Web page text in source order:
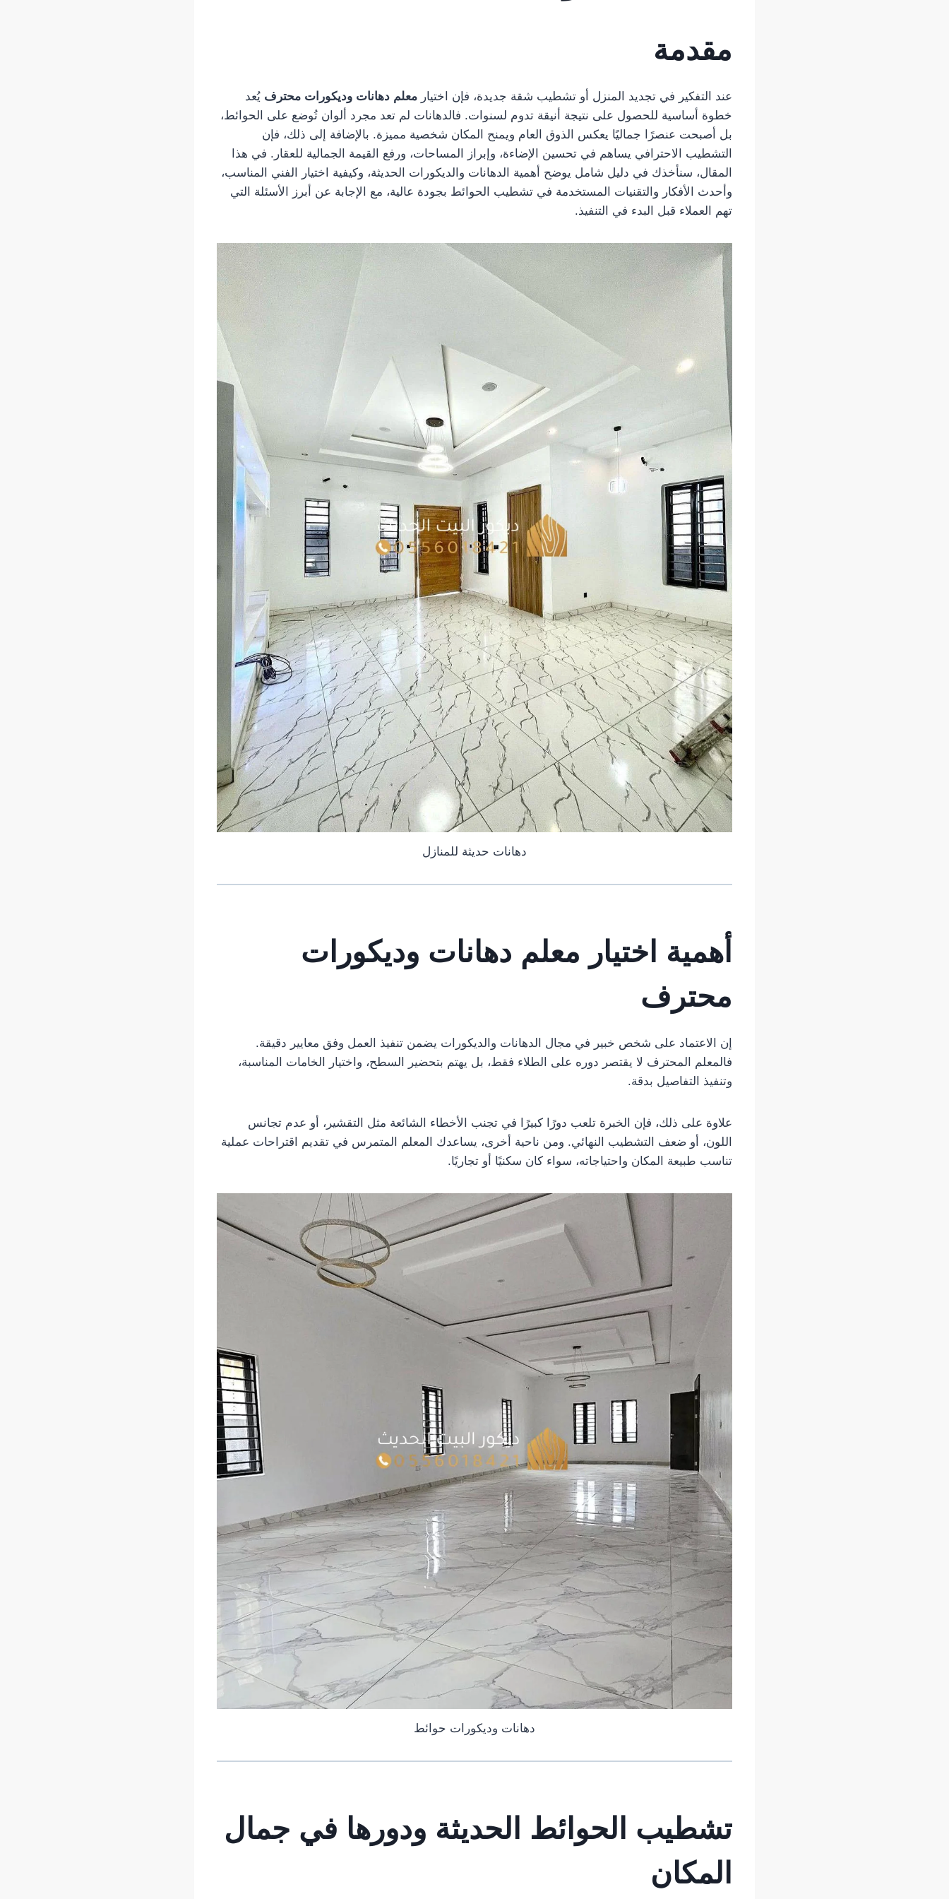
مقدمة
عند التفكير في تجديد المنزل أو تشطيب شقة جديدة، فإن اختيار معلم دهانات وديكورات محترف يُعد
خطوة أساسية للحصول على نتيجة أنيقة تدوم لسنوات. فالدهانات لم تعد مجرد ألوان تُوضع على الحوائط،
بل أصبحت عنصرًا جماليًا يعكس الذوق العام ويمنح المكان شخصية مميزة. بالإضافة إلى ذلك، فإن
التشطيب الاحترافي يساهم في تحسين الإضاءة، وإبراز المساحات، ورفع القيمة الجمالية للعقار. في هذا
المقال، سنأخذك في دليل شامل يوضح أهمية الدهانات والديكورات الحديثة، وكيفية اختيار الفني المناسب،
وأحدث الأفكار والتقنيات المستخدمة في تشطيب الحوائط بجودة عالية، مع الإجابة عن أبرز الأسئلة التي
تهم العملاء قبل البدء في التنفيذ.
دهانات حديثة للمنازل
أهمية اختيار معلم دهانات وديكورات
محترف
إن الاعتماد على شخص خبير في مجال الدهانات والديكورات يضمن تنفيذ العمل وفق معايير دقيقة.
فالمعلم المحترف لا يقتصر دوره على الطلاء فقط، بل يهتم بتحضير السطح، واختيار الخامات المناسبة،
وتنفيذ التفاصيل بدقة.
علاوة على ذلك، فإن الخبرة تلعب دورًا كبيرًا في تجنب الأخطاء الشائعة مثل التقشير، أو عدم تجانس
اللون، أو ضعف التشطيب النهائي. ومن ناحية أخرى، يساعدك المعلم المتمرس في تقديم اقتراحات عملية
تناسب طبيعة المكان واحتياجاته، سواء كان سكنيًا أو تجاريًا.
دهانات وديكورات حوائط
تشطيب الحوائط الحديثة ودورها في جمال
المكان